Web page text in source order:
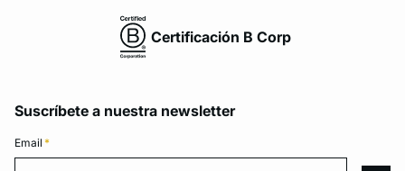
Certificación B Corp
Suscríbete a nuestra newsletter
Email *